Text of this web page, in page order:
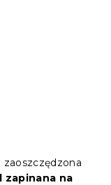
zapinana na